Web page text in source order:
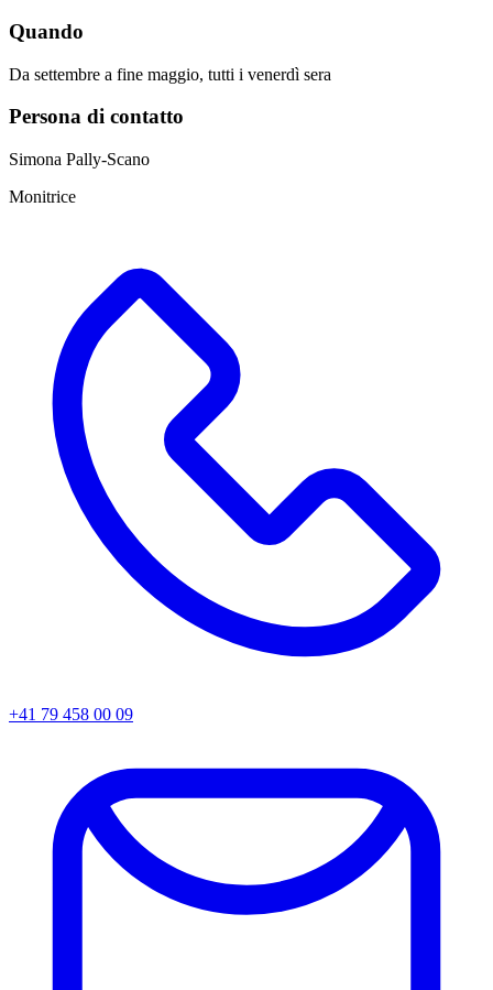
Quando
Da settembre a fine maggio, tutti i venerdì sera
Persona di contatto
Simona Pally-Scano
Monitrice
+41 79 458 00 09